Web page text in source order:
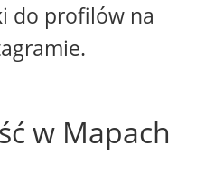
do profilów na
w Mapach